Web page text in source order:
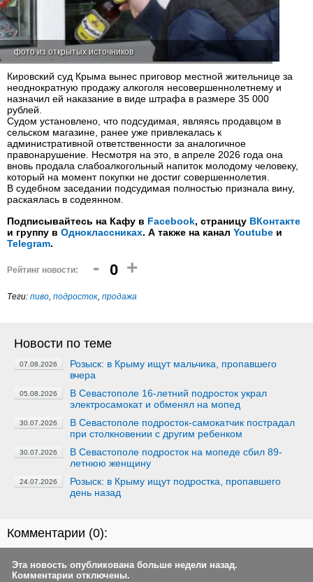
фото из открытых источников
Кировский суд Крыма вынес приговор местной жительнице за
неоднократную продажу алкоголя несовершеннолетнему и
назначил ей наказание в виде штрафа в размере 35 000
рублей.
Судом установлено, что подсудимая, являясь продавцом в
сельском магазине, ранее уже привлекалась к
административной ответственности за аналогичное
правонарушение. Несмотря на это, в апреле 2026 года она
вновь продала слабоалкогольный напиток молодому человеку,
который на момент покупки не достиг совершеннолетия.
В судебном заседании подсудимая полностью признала вину,
раскаялась в содеянном.
Подписывайтесь на Кафу в Facebook, страницу ВКонтакте
и группу в Одноклассниках. А также на канал Youtube и
Telegram.
Рейтинг новости: - 0 +
Теги: пиво, подросток, продажа
Новости по теме
07.08.2026
Розыск: в Крыму ищут мальчика, пропавшего
вчера
05.08.2026
В Севастополе 16-летний подросток украл
электросамокат и обменял на мопед
30.07.2026
В Севастополе подросток-самокатчик пострадал
при столкновении с другим ребенком
30.07.2026
В Севастополе подросток на мопеде сбил 89-
летнюю женщину
24.07.2026
Розыск: в Крыму ищут подростка, пропавшего
день назад
Комментарии (0):
Эта новость опубликована больше недели назад.
Комментарии отключены.